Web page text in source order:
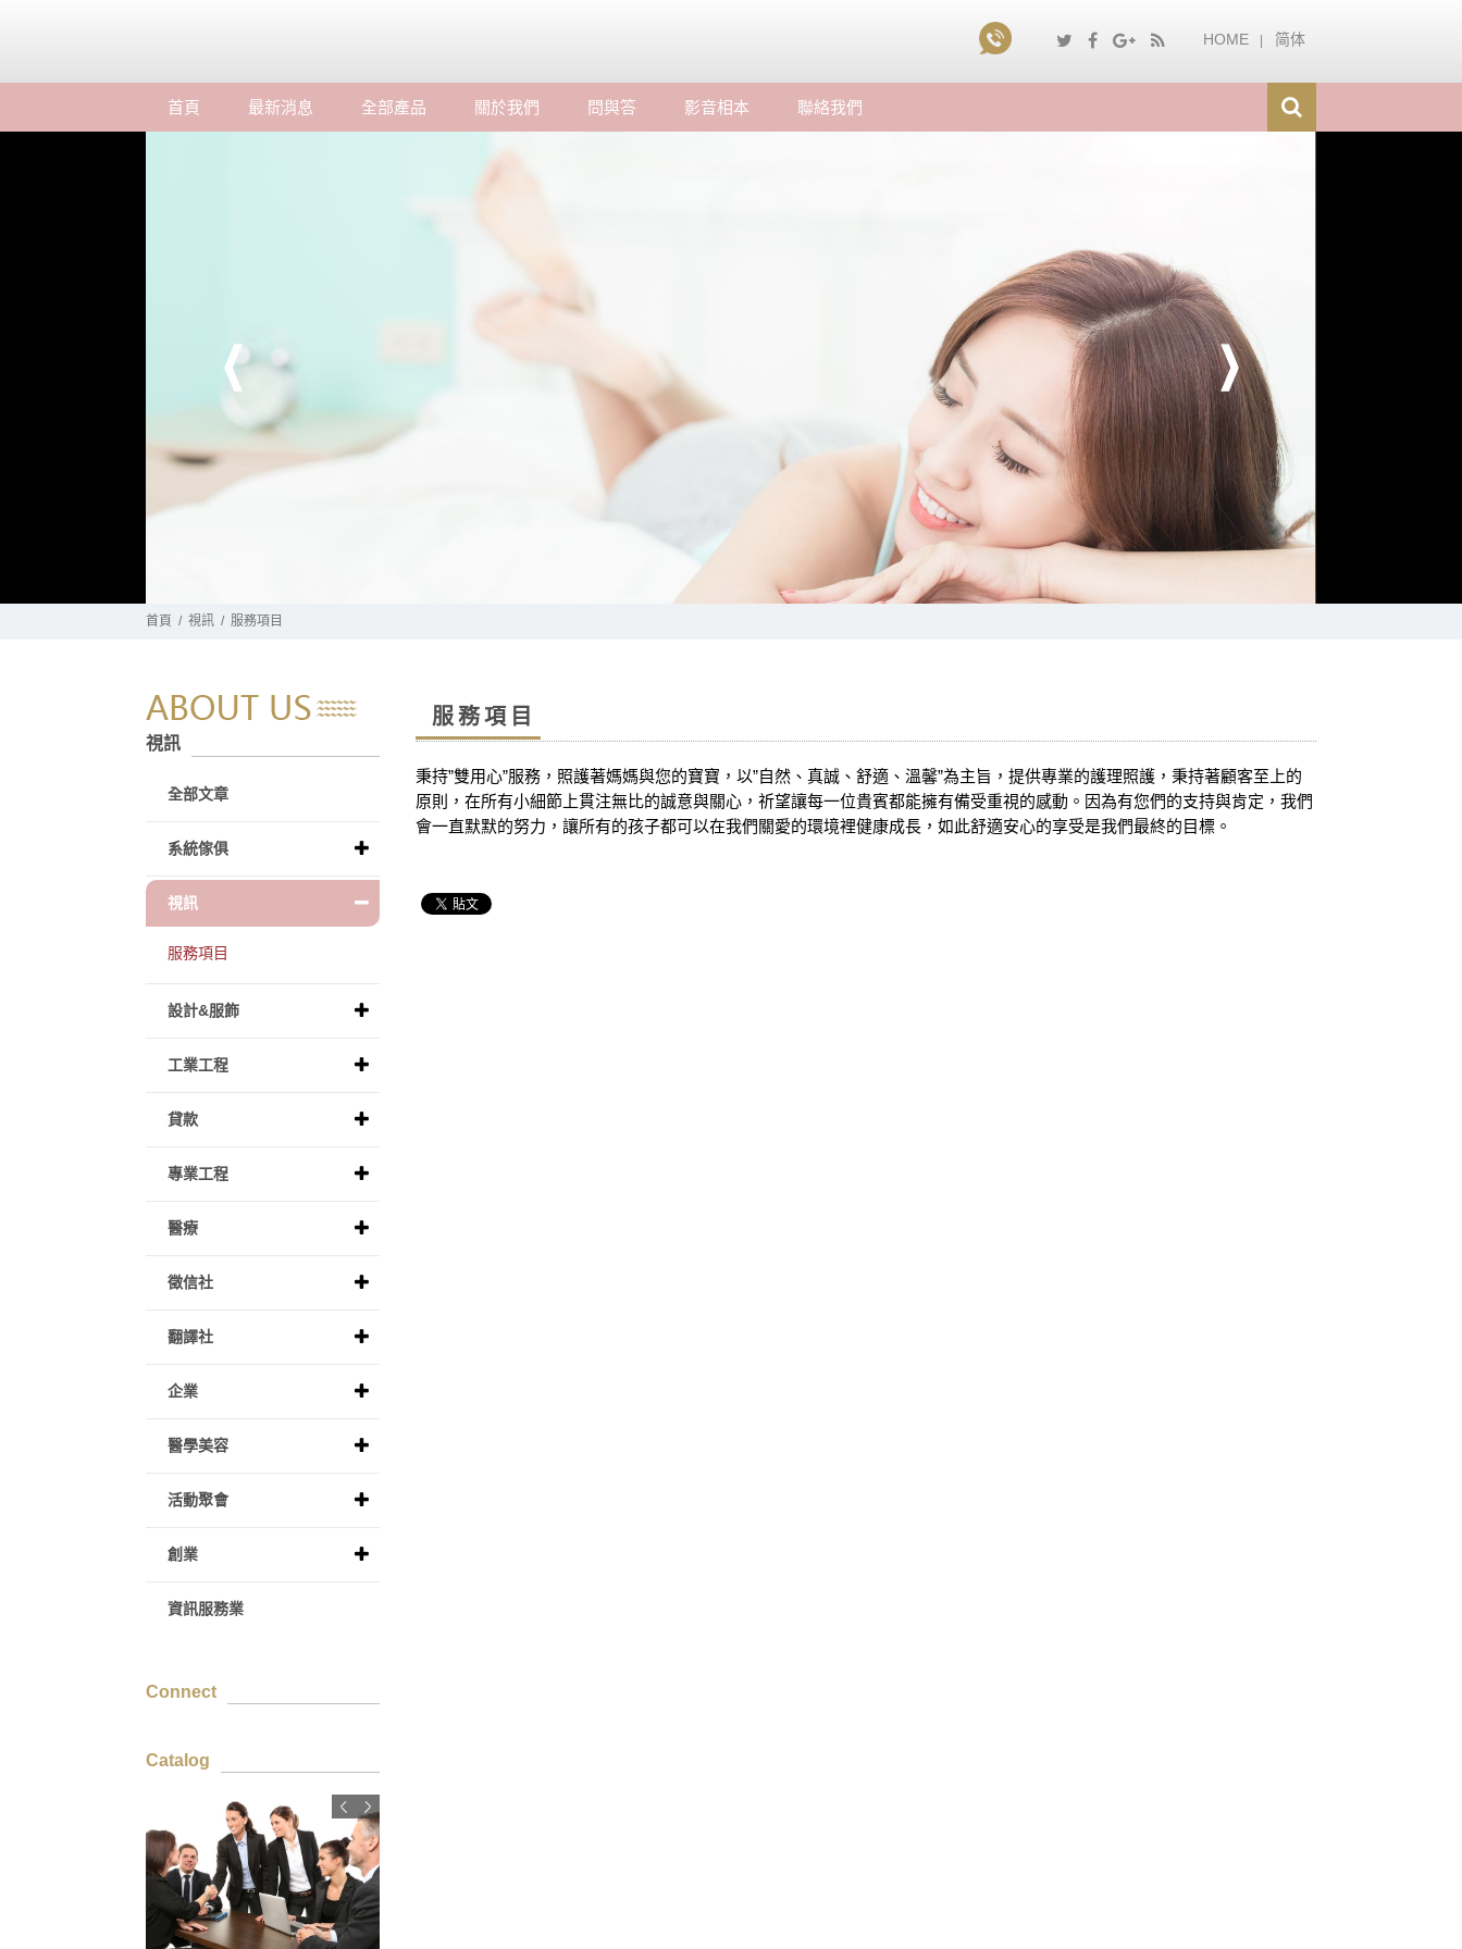
HOME 简体
首頁 最新消息 全部產品 關於我們 問與答 影音相本 聯絡我們
首頁 視訊 服務項目
服務項目
秉持”雙用心”服務，照護著媽媽與您的寶寶，以”自然、真誠、舒適、溫馨”為主旨，提供專業的護理照護，秉持著顧客至上的
原則，在所有小細節上貫注無比的誠意與關心，祈望讓每一位貴賓都能擁有備受重視的感動。因為有您們的支持與肯定，我們
會一直默默的努力，讓所有的孩子都可以在我們關愛的環境裡健康成長，如此舒適安心的享受是我們最終的目標。
視訊
全部文章
系統傢俱
視訊
服務項目
設計&服飾
工業工程
貸款
專業工程
醫療
徵信社
翻譯社
企業
醫學美容
活動聚會
創業
資訊服務業
Connect
Catalog